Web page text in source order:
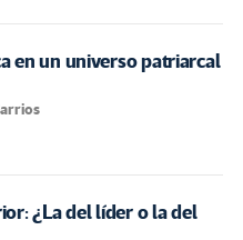
en un universo patriarcal
¿La del líder o la del